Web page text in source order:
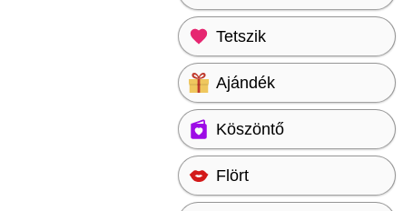
Tetszik
Ajándék
Köszöntő
Flört